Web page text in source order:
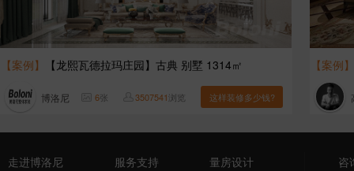
【案例】 【龙熙瓦德拉玛庄园】古典 别墅 1314㎡
博洛尼 6张 3507541浏览 这样装修多少钱?
【案例】
走进博洛尼 服务支持 量房设计 咨